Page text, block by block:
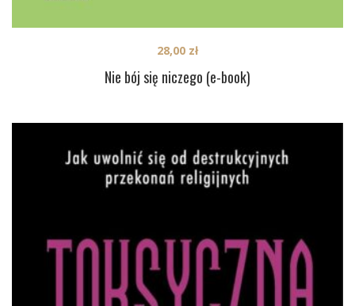
Nie bój się niczego (e-book)
28,00 zł